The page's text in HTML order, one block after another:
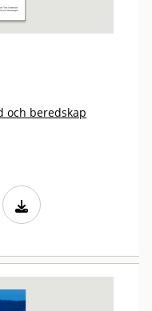
och beredskap